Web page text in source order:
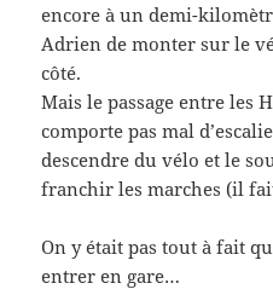
encore à un demi-
Adrien de monter sur le
côté.
Mais le passage entre les
comporte pas mal
descendre du vélo et le
franchir les marches (il
On y était pas tout à fait
entrer en gare…